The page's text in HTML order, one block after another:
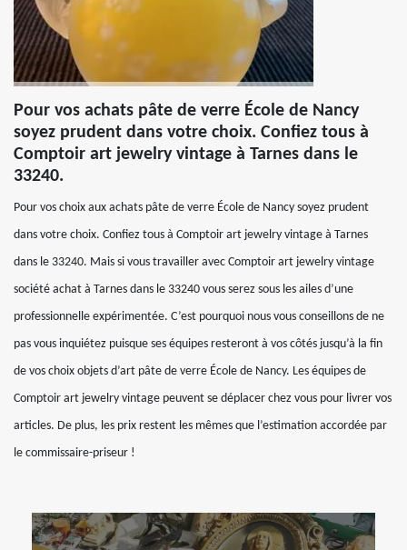
Pour vos achats pâte de verre École de Nancy
soyez prudent dans votre choix. Confiez tous à
Comptoir art jewelry vintage à Tarnes dans le
33240.
Pour vos choix aux achats pâte de verre École de Nancy soyez prudent
dans votre choix. Confiez tous à Comptoir art jewelry vintage à Tarnes
dans le 33240. Mais si vous travailler avec Comptoir art jewelry vintage
société achat à Tarnes dans le 33240 vous serez sous les ailes d’une
professionnelle expérimentée. C’est pourquoi nous vous conseillons de ne
pas vous inquiétez puisque ses équipes resteront à vos côtés jusqu’à la fin
de vos choix objets d’art pâte de verre École de Nancy. Les équipes de
Comptoir art jewelry vintage peuvent se déplacer chez vous pour livrer vos
articles. De plus, les prix restent les mêmes que l’estimation accordée par
le commissaire-priseur !